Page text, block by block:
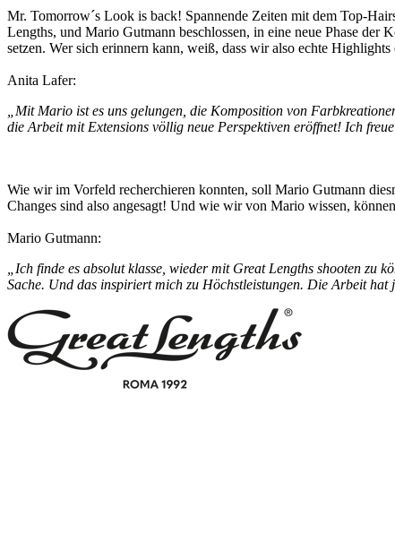
Mr. Tomorrow´s Look is back! Spannende Zeiten mit dem Top-
Lengths, und Mario Gutmann beschlossen, in eine neue Phase
setzen. Wer sich erinnern kann, weiß, dass wir also echte Highlights
Anita Lafer:
„Mit Mario ist es uns gelungen, die Komposition von
die Arbeit mit Extensions völlig neue Perspektiven eröffnet! Ich
Wie wir im Vorfeld recherchieren konnten, soll Mario Gutmann
Changes sind also angesagt! Und wie wir von Mario wissen,
Mario Gutmann:
„Ich finde es absolut klasse, wieder mit Great Lengths shooten
Sache. Und das inspiriert mich zu Höchstleistungen. Die Arbeit hat